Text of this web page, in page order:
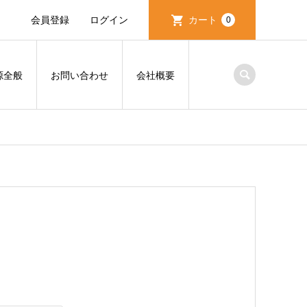
会員登録 ログイン カート 0
全般 お問い合わせ 会社概要